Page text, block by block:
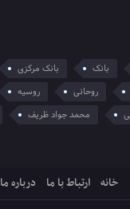
بانک بانک مرکزی
روحانی روسیه
محمد جواد ظریف
خانه ارتباط با ما درباره ما